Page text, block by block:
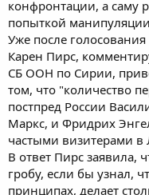
конфронтации, а саму
попыткой
Уже после
Карен Пирс,
СБ ООН по Сирии,
том, что "количество
постпред России
Маркс, и Фридрих
частыми визитерами в
В ответ Пирс заявила,
гробу, если бы узнал,
принципах, делает